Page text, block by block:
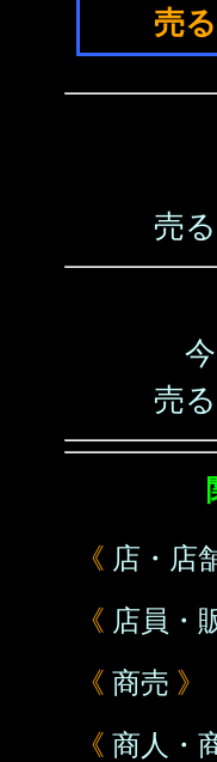
売
売
売
《 店・店
《 店員・
《 商売 》
《 商人・